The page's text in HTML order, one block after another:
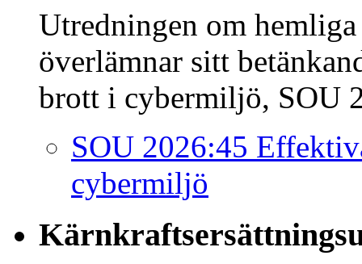
Utredningen om
överlämnar sitt
brott i cybermiljö, SOU
SOU 2026:45
cybermiljö